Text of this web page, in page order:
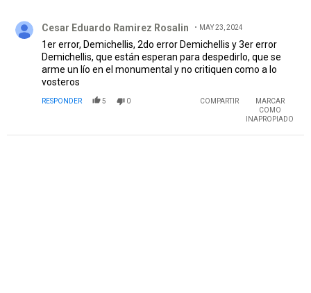
Cesar Eduardo Ramirez Rosalin MAY 23, 2024
1er error, Demichellis, 2do error Demichellis y 3er error
Demichellis, que están esperan para despedirlo, que se
arme un lío en el monumental y no critiquen como a lo
vosteros
RESPONDER 5 0 COMPARTIR
MARCAR
COMO
INAPROPIADO